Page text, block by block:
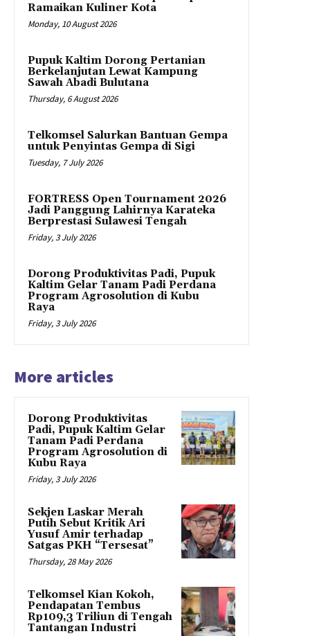
Ramaikan Kuliner Kota
Monday, 10 August 2026
Pupuk Kaltim Dorong Pertanian
Berkelanjutan Lewat Kampung
Sawah Abadi Bulutana
Thursday, 6 August 2026
Telkomsel Salurkan Bantuan Gempa
untuk Penyintas Gempa di Sigi
Tuesday, 7 July 2026
FORTRESS Open Tournament 2026
Jadi Panggung Lahirnya Karateka
Berprestasi Sulawesi Tengah
Friday, 3 July 2026
Dorong Produktivitas Padi, Pupuk
Kaltim Gelar Tanam Padi Perdana
Program Agrosolution di Kubu
Raya
Friday, 3 July 2026
More articles
Dorong Produktivitas
Padi, Pupuk Kaltim Gelar
Tanam Padi Perdana
Program Agrosolution di
Kubu Raya
Friday, 3 July 2026
Sekjen Laskar Merah
Putih Sebut Kritik Ari
Yusuf Amir terhadap
Satgas PKH “Tersesat”
Thursday, 28 May 2026
Telkomsel Kian Kokoh,
Pendapatan Tembus
Rp109,3 Triliun di Tengah
Tantangan Industri